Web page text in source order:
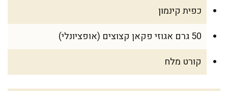
כפית קינמון
50 גרם אגוזי פקאן קצוצים (אופציונלי)
קורט מלח